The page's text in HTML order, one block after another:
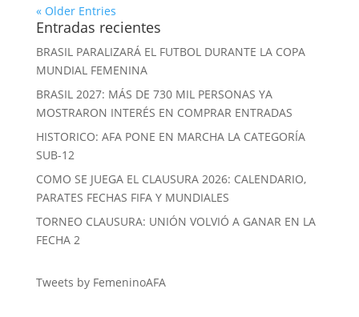
« Older Entries
Entradas recientes
BRASIL PARALIZARÁ EL FUTBOL DURANTE LA COPA
MUNDIAL FEMENINA
BRASIL 2027: MÁS DE 730 MIL PERSONAS YA
MOSTRARON INTERÉS EN COMPRAR ENTRADAS
HISTORICO: AFA PONE EN MARCHA LA CATEGORÍA
SUB-12
COMO SE JUEGA EL CLAUSURA 2026: CALENDARIO,
PARATES FECHAS FIFA Y MUNDIALES
TORNEO CLAUSURA: UNIÓN VOLVIÓ A GANAR EN LA
FECHA 2
Tweets by FemeninoAFA